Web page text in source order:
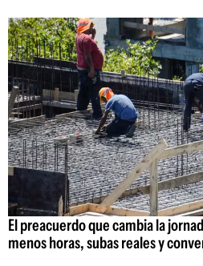
El preacuerdo que cambia la
menos horas, subas reales y